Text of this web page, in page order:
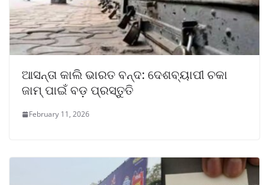
ଆସନ୍ତା କାଲି ଭାରତ ବନ୍ଦ: ଦେଶବ୍ୟାପୀ ଚକା
ଜାମ୍ ପାଇଁ ବଡ଼ ପ୍ରସ୍ତୁତି
February 11, 2026